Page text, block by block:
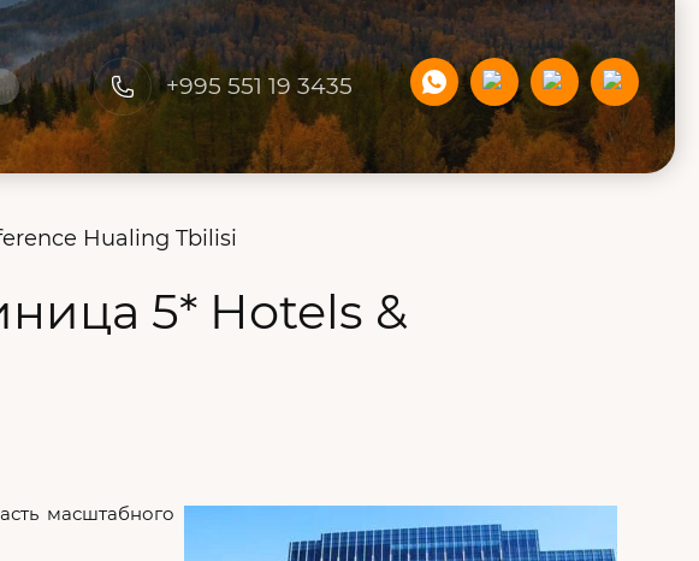
+995 551 19 3435
Hualing Tbilisi
5* Hotels &
масштабного